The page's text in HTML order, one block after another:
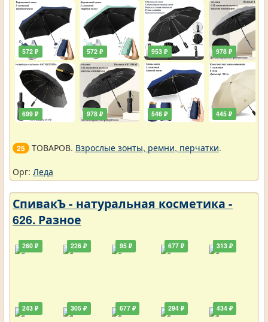
572 ₽
699 ₽
572 ₽
978 ₽
953 ₽
546 ₽
978 ₽
445 ₽
25 ТОВАРОВ. Взрослые зонты, ремни, перчатки.
Орг: Леда
СпивакЪ - натуральная косметика -
626. Разное
260 ₽
243 ₽
226 ₽
305 ₽
95 ₽
677 ₽
677 ₽
294 ₽
313 ₽
434 ₽